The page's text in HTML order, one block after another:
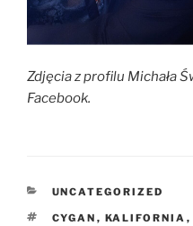
Zdjęcia z profilu Michała
Facebook.
UNCATEGORIZED
CYGAN , KALIFORNIA ,